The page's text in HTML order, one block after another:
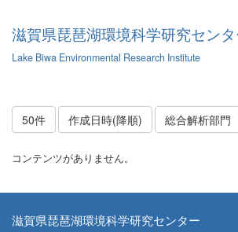
滋賀県琵琶湖環境科学研究センタ
Lake Biwa Environmental Research Institute
50件 作成日時(降順) 総合解析部門
コンテンツがありません。
滋賀県琵琶湖環境科学研究センター